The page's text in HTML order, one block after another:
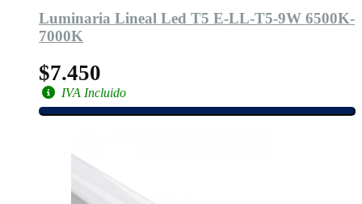
Luminaria Lineal Led T5 E-LL-T5-9W 6500K-
7000K
$7.450
IVA Incluido